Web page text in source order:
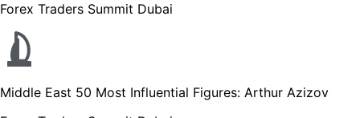
Forex Traders Summit Dubai
Middle East 50 Most Influential Figures: Arthur Azizov